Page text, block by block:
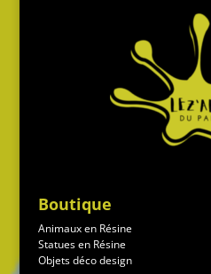
Boutique
Animaux en Résine
Statues en Résine
Objets déco design